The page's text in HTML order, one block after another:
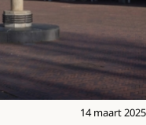
14 maart 2025